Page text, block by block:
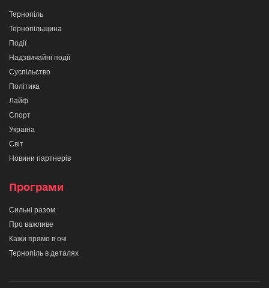
Тернопіль
Тернопільщина
Події
Надзвичайні події
Суспільство
Політика
Лайф
Спорт
Україна
Світ
Новини партнерів
Програми
Сильні разом
Про важливе
Кажи прямо в очі
Тернопіль в деталях